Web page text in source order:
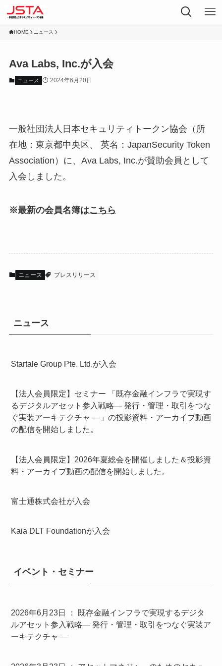
HOME ニュース
Ava Labs, Inc.が入会
ニュース 2024年6月20日
一般社団法人日本セキュリティトークン協会（所
在地：東京都中央区、 英名：JapanSecurity Token
Association）に、Ava Labs, Inc.が賛助会員として
入会しました。
※最新の会員名簿はこちら
ニュース プレスリリース
ニュース
Startale Group Pte. Ltd.が入会
【法人会員限定】セミナー 「既存金融インフラで実現す
るデジタルアセット参入戦略― 発行・管理・取引をつな
ぐ実装アーキテクチャ ―」の投影資料・アーカイブ動画
の配信を開始しました。
【法人会員限定】2026年夏総会を開催しました＆投影資
料・アーカイブ動画の配信を開始しました。
富士通株式会社が入会
Kaia DLT Foundationが入会
イベント・セミナー
2026年6月23日 ： 既存金融インフラで実現するデジタ
ルアセット参入戦略― 発行・管理・取引をつなぐ実装ア
ーキテクチャ ―